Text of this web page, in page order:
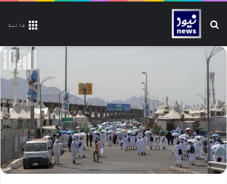
قائمة تلاش کیجیے